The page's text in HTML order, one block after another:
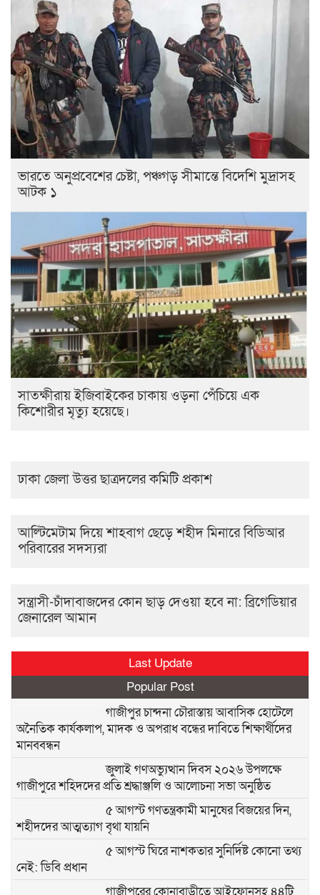
ভারতে অনুপ্রবেশের চেষ্টা, পঞ্চগড় সীমান্তে বিদেশি মুদ্রাসহ
আটক ১
সাতক্ষীরায় ইজিবাইকের চাকায় ওড়না পেঁচিয়ে এক
কিশোরীর মৃত্যু হয়েছে।
ঢাকা জেলা উত্তর ছাত্রদলের কমিটি প্রকাশ
আল্টিমেটাম দিয়ে শাহবাগ ছেড়ে শহীদ মিনারে বিডিআর
পরিবারের সদস্যরা
সন্ত্রাসী-চাঁদাবাজদের কোন ছাড় দেওয়া হবে না: ব্রিগেডিয়ার
জেনারেল আমান
Last Update
Popular Post
গাজীপুর চান্দনা চৌরাস্তায় আবাসিক হোটেলে
অনৈতিক কার্যকলাপ, মাদক ও অপরাধ বন্ধের দাবিতে শিক্ষার্থীদের
মানববন্ধন
জুলাই গণঅভ্যুত্থান দিবস ২০২৬ উপলক্ষে
গাজীপুরে শহিদদের প্রতি শ্রদ্ধাঞ্জলি ও আলোচনা সভা অনুষ্ঠিত
৫ আগস্ট গণতন্ত্রকামী মানুষের বিজয়ের দিন,
শহীদদের আত্মত্যাগ বৃথা যায়নি
৫ আগস্ট ঘিরে নাশকতার সুনির্দিষ্ট কোনো তথ্য
নেই: ডিবি প্রধান